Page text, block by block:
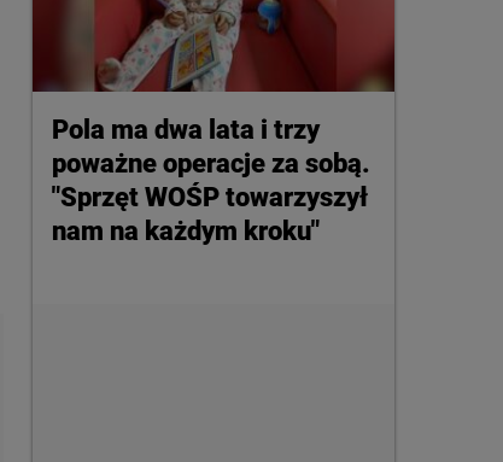
Pola ma dwa lata i trzy
poważne operacje za sobą.
"Sprzęt WOŚP towarzyszył
nam na każdym kroku"